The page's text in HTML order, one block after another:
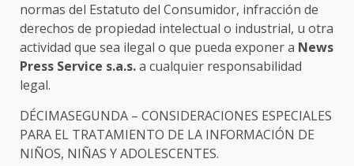
normas del Estatuto del Consumidor, infracción de
derechos de propiedad intelectual o industrial, u otra
actividad que sea ilegal o que pueda exponer a News
Press Service s.a.s.a cualquier responsabilidad
legal.
DÉCIMASEGUNDA – CONSIDERACIONES ESPECIALES
PARA EL TRATAMIENTO DE LA INFORMACIÓN DE
NIÑOS, NIÑAS Y ADOLESCENTES.